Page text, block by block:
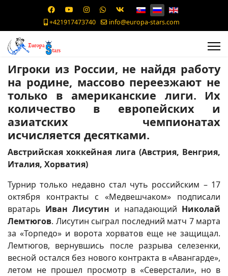
+421917473740 info@europa-stars.com
Игроки из России, не найдя работу
на родине, массово переезжают не
только в американские лиги. Их
количество в европейских и
азиатских чемпионатах
исчисляется десятками.
Австрийская хоккейная лига (Австрия, Венгрия,
Италия, Хорватия)
Турнир только недавно стал чуть российским – 17
октября контракты с «Медвешчаком» подписали
вратарь Иван Лисутин и нападающий Николай
Лемтюгов. Лисутин сыграл последний матч 7 марта
за «Торпедо» и ворота хорватов еще не защищал.
Лемтюгов, вернувшись после разрыва селезенки,
весной остался без нового контракта в «Авангарде»,
летом не прошел просмотр в «Северстали», но в